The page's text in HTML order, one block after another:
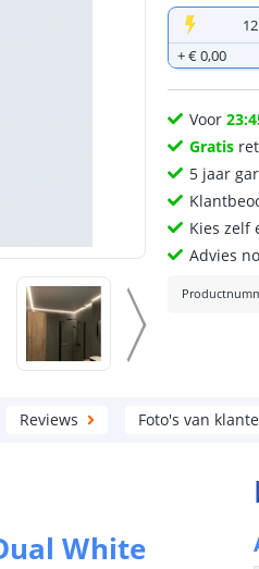
+€ 0,00
Voor
Gratis
5 jaar
Kies zelf
Advies
Reviews Foto's van
White